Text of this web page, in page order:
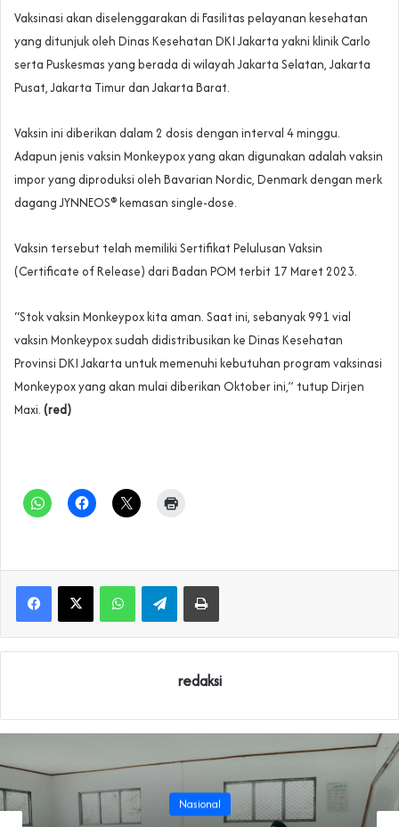
Vaksinasi akan diselenggarakan di Fasilitas pelayanan kesehatan
yang ditunjuk oleh Dinas Kesehatan DKI Jakarta yakni klinik Carlo
serta Puskesmas yang berada di wilayah Jakarta Selatan, Jakarta
Pusat, Jakarta Timur dan Jakarta Barat.
Vaksin ini diberikan dalam 2 dosis dengan interval 4 minggu.
Adapun jenis vaksin Monkeypox yang akan digunakan adalah vaksin
impor yang diproduksi oleh Bavarian Nordic, Denmark dengan merk
dagang JYNNEOS®️ kemasan single-dose.
Vaksin tersebut telah memiliki Sertifikat Pelulusan Vaksin
(Certificate of Release) dari Badan POM terbit 17 Maret 2023.
“Stok vaksin Monkeypox kita aman. Saat ini, sebanyak 991 vial
vaksin Monkeypox sudah didistribusikan ke Dinas Kesehatan
Provinsi DKI Jakarta untuk memenuhi kebutuhan program vaksinasi
Monkeypox yang akan mulai diberikan Oktober ini,” tutup Dirjen
Maxi. (red)
WhatsAppTelegramPrint
redaksi
Nasional